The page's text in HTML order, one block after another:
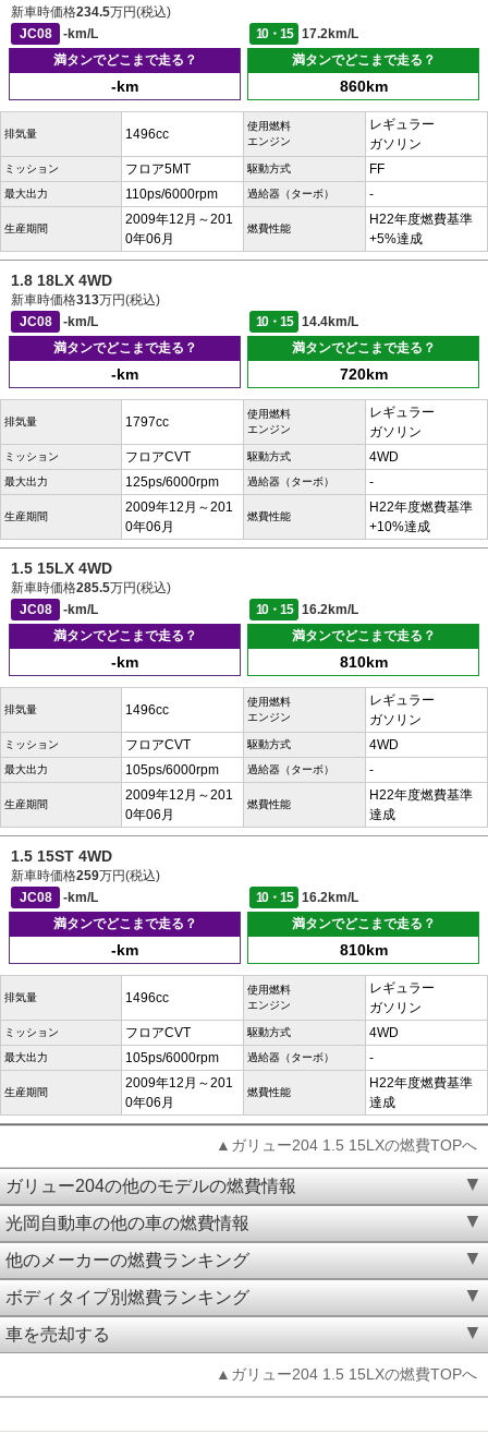
新車時価格234.5万円(税込)
JC08
-km/L 10・15
17.2km/L
満タンでどこまで走る？
-km
満タンでどこまで走る？
860km
排気量 1496cc
使用燃料
エンジン
レギュラー
ガソリン
ミッション フロア5MT 駆動方式 FF
最大出力 110ps/6000rpm 過給器（ターボ） -
生産期間
2009年12月～201
0年06月
燃費性能
H22年度燃費基準
+5%達成
1.8 18LX 4WD
新車時価格313万円(税込)
JC08
-km/L 10・15
14.4km/L
満タンでどこまで走る？
-km
満タンでどこまで走る？
720km
排気量 1797cc
使用燃料
エンジン
レギュラー
ガソリン
ミッション フロアCVT 駆動方式 4WD
最大出力 125ps/6000rpm 過給器（ターボ） -
生産期間
2009年12月～201
0年06月
燃費性能
H22年度燃費基準
+10%達成
1.5 15LX 4WD
新車時価格285.5万円(税込)
JC08
-km/L 10・15
16.2km/L
満タンでどこまで走る？
-km
満タンでどこまで走る？
810km
排気量 1496cc
使用燃料
エンジン
レギュラー
ガソリン
ミッション フロアCVT 駆動方式 4WD
最大出力 105ps/6000rpm 過給器（ターボ） -
生産期間
2009年12月～201
0年06月
燃費性能
H22年度燃費基準
達成
1.5 15ST 4WD
新車時価格259万円(税込)
JC08
-km/L 10・15
16.2km/L
満タンでどこまで走る？
-km
満タンでどこまで走る？
810km
排気量 1496cc
使用燃料
エンジン
レギュラー
ガソリン
ミッション フロアCVT 駆動方式 4WD
最大出力 105ps/6000rpm 過給器（ターボ） -
生産期間
2009年12月～201
0年06月
燃費性能
H22年度燃費基準
達成
▲ガリュー204 1.5 15LXの燃費TOPへ
ガリュー204の他のモデルの燃費情報
光岡自動車の他の車の燃費情報
他のメーカーの燃費ランキング
ボディタイプ別燃費ランキング
車を売却する
▲ガリュー204 1.5 15LXの燃費TOPへ